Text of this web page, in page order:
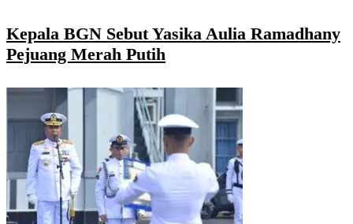
Kepala BGN Sebut Yasika Aulia Ramadhany
Pejuang Merah Putih